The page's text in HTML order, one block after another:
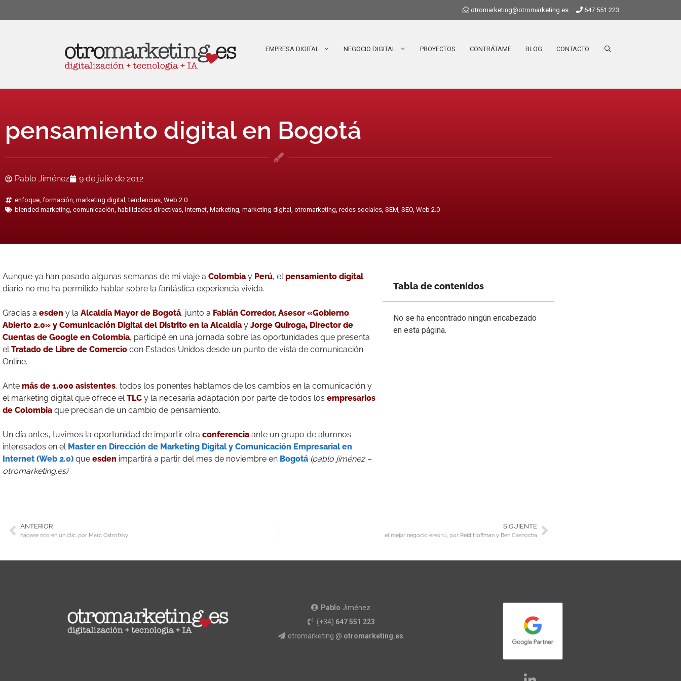
otromarketing@otromarketing.es · 647 551 223
EMPRESA DIGITAL NEGOCIO DIGITAL PROYECTOS CONTRÁTAME BLOG CONTACTO
pensamiento digital en Bogotá
Pablo Jiménez 9 de julio de 2012
enfoque, formación, marketing digital ,tendencias, Web 2.0
blended marketing, comunicación, habilidades directivas, Internet, Marketing, marketing digital , otromarketing, redes sociales, SEM, SEO, Web 2.0
Aunque ya han pasado algunas semanas de mi viaje a Colombia y Perú, elpensamiento digital
diario no me ha permitido hablar sobre la fantástica experiencia vivida.
Gracias a esden y la Alcaldía Mayor de Bogotá, junto a Fabián Corredor, Asesor «Gobierno
Abierto 2.0» y Comunicación Digital del Distrito en la Alcaldía y Jorge Quiroga, Director de
Cuentas de Google en Colombia, participé en una jornada sobre las oportunidades que presenta
elTratado de Libre de Comercio con Estados Unidos desde un punto de vista de comunicación
Online.
Ante más de 1.000 asistentes, todos los ponentes hablamos de los cambios en la comunicación y
el marketing digital que ofrece elTLC y la necesaria adaptación por parte de todos los empresarios
de Colombia que precisan de un cambio de pensamiento.
Un día antes, tuvimos la oportunidad de impartir otra conferencia ante un grupo de alumnos
interesados en el Master en Dirección de Marketing Digital y Comunicación Empresarial en
Internet (Web 2.0) que esden impartirá a partir del mes de noviembre en Bogotá (pablo jiménez –
otromarketing.es)
Tabla de contenidos
No se ha encontrado ningún encabezado
en esta página.
ANTERIOR
hágase rico en un clic, por Marc Ostrofsky
SIGUIENTE
el mejor negocio eres tú, por Reid Hoffman y Ben Casnocha
Pablo Jiménez
(+34) 647 551 223
otromarketing @ otromarketing.es